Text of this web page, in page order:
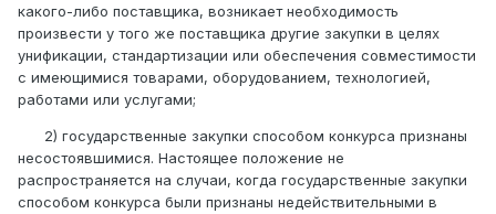
какого-либо поставщика, возникает необходимость
произвести у того же поставщика другие закупки в целях
унификации, стандартизации или обеспечения совместимости
с имеющимися товарами, оборудованием, технологией,
работами или услугами;
2) государственные закупки способом конкурса признаны
несостоявшимися. Настоящее положение не
распространяется на случаи, когда государственные закупки
способом конкурса были признаны недействительными в